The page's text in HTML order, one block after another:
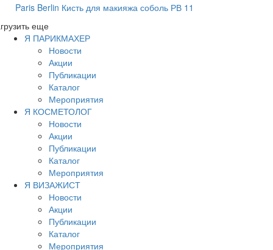
Paris Berlin Кисть для макияжа соболь РВ 11
еще
Я ПАРИКМАХЕР
Новости
Акции
Публикации
Каталог
Мероприятия
Я КОСМЕТОЛОГ
Новости
Акции
Публикации
Каталог
Мероприятия
Я ВИЗАЖИСТ
Новости
Акции
Публикации
Каталог
Мероприятия